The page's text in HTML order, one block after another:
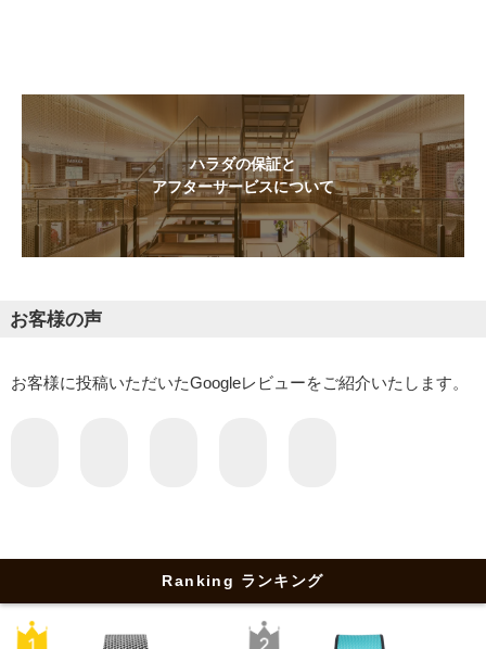
ハラダの保証と
アフターサービスについて
お客様の声
お客様に投稿いただいたGoogleレビューをご紹介いたします。
Ranking ランキング